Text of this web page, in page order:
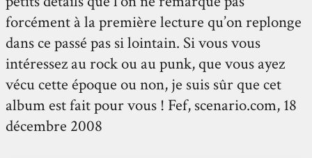
forcément à la première lecture qu’on replonge
dans ce passé pas si lointain. Si vous vous
intéressez au rock ou au punk, que vous ayez
vécu cette époque ou non, je suis sûr que cet
album est fait pour vous ! Fef, scenario.com, 18
décembre 2008